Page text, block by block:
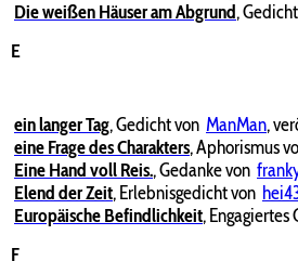
Die weißen Häuser am Abgrund,
E
ein langer Tag,Gedicht von ManMan,
eine Frage des Charakters,Aphorismus
Eine Hand voll Reis.,Gedanke von
Elend der Zeit,Erlebnisgedicht von
Europäische Befindlichkeit,Engagiertes
F